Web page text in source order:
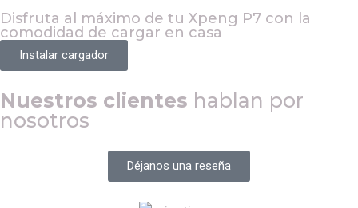
Disfruta al máximo de tu Xpeng P7 con la
comodidad de cargar en casa
Instalar cargador
Nuestros clientes hablan por
nosotros
Déjanos una reseña